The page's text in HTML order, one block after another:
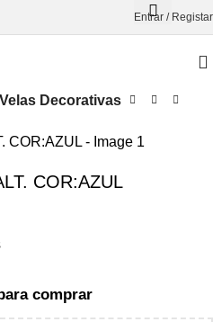
Entrar / Registar
Velas Decorativas
COR:AZUL
comprar